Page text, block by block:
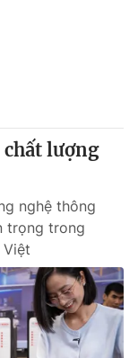
chất lượng
nghệ thông
trọng trong